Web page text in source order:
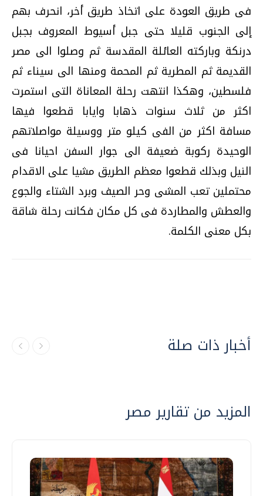
فى طريق العودة على اتخاذ طريق أخر، انحرف بهم
إلى الجنوب قليلا حتى جبل أسيوط المعروف بجبل
درنكة وباركته العائلة المقدسة ثم وصلوا الى مصر
القديمة ثم المطرية ثم المحمة ومنها الى سيناء ثم
فلسطين، وهكذا انتهت رحلة المعاناة التى استمرت
اكثر من ثلاث سنوات ذهابا وايابا قطعوا فيها
مسافة اكثر من الفى كيلو متر ووسيلة مواصلاتهم
الوحيدة ركوبة ضعيفة الى جوار السفن احيانا فى
النيل وبذلك قطعوا معظم الطريق مشيا على الاقدام
محتملين تعب المشى وحر الصيف وبرد الشتاء والجوع
والعطش والمطاردة فى كل مكان فكانت رحلة شاقة
بكل معنى الكلمة.
أخبار ذات صلة
المزيد من تقارير مصر